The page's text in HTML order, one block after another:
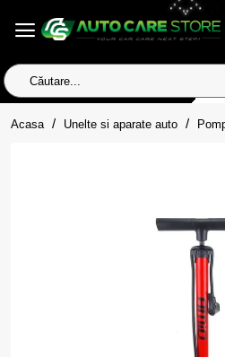
Căutare...
Acasa homeUnelte si aparate auto